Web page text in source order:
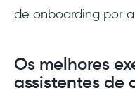
de onboarding por
Os melhores
assistentes de